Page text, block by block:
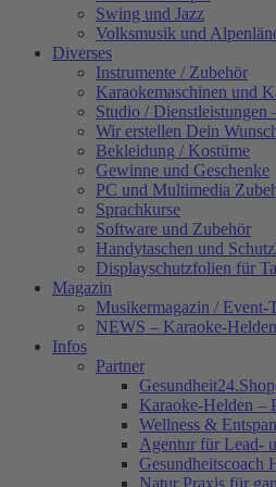
Swing und Jazz
Volksmusik und
Diverses
Instrumente / Zubehör
Karaokemaschinen und
Studio / Dienstleistungen
Wir erstellen Dein
Bekleidung / Kostüme
Gewinne und Geschenke
PC und Multimedia
Sprachkurse
Software und Zubehör
Handytaschen und
Displayschutzfolien für
Magazin
Musikermagazin / Event-
NEWS – Karaoke-
Infos
Partner
Gesundheit24.Shop
Karaoke-Helden –
Wellness &
Agentur für Lead-
Gesundheitscoach
Natur Praxis für